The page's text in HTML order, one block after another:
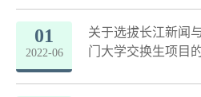
01
2022-06
关于选拔长江新闻
门大学交换生项目